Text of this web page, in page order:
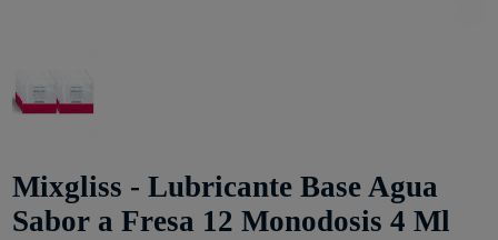
Mixgliss - Lubricante Base Agua
Sabor a Fresa 12 Monodosis 4 Ml